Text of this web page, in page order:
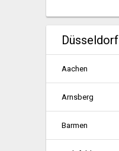
Aachen
Arnsberg
Barmen